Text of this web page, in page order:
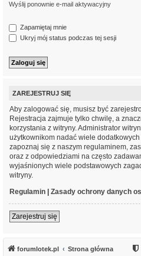
Wyślij ponownie e-mail aktywacyjny
Zapamiętaj mnie
Ukryj mój status podczas tej sesji
ZAREJESTRUJ SIĘ
Aby zalogować się, musisz być
Rejestracja zajmuje tylko chwilę, a
korzystania z witryny. Administrator
użytkownikom nadać wiele
zapoznaj się z naszym regulaminem,
oraz z odpowiedziami na często
wyjaśnionych wiele podstawowych
witryny.
Regulamin
Zasady ochrony danych
Zarejestruj się
forumlotek.pl Strona główna